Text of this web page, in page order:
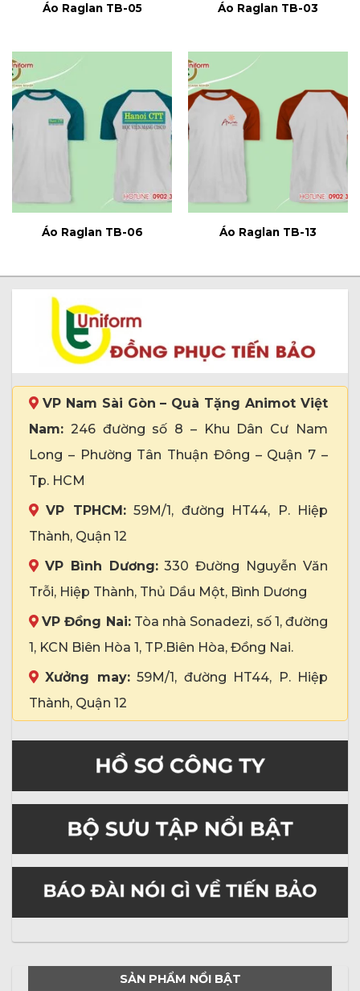
Áo Raglan TB-05 Áo Raglan TB-03
Áo Raglan TB-06 Áo Raglan TB-13
VP Nam Sài Gòn – Quà Tặng Animot Việt
Nam: 246 đường số 8 – Khu Dân Cư Nam
Long – Phường Tân Thuận Đông – Quận 7 –
Tp. HCM
VP TPHCM:59M/1, đường HT44, P. Hiệp
Thành, Quận 12
VP Bình Dương:330 Đường Nguyễn Văn
Trỗi, Hiệp Thành, Thủ Dầu Một, Bình Dương
VP Đồng Nai:Tòa nhà Sonadezi, số 1, đường
1, KCN Biên Hòa 1, TP.Biên Hòa, Đồng Nai.
Xưởng may:59M/1, đường HT44, P. Hiệp
Thành, Quận 12
SẢN PHẨM NỔI BẬT